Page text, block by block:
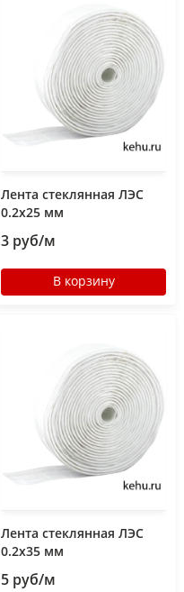
Лента стеклянная ЛЭС
0.2х25 мм
3 руб/м
В корзину
Лента стеклянная ЛЭС
0.2x35 мм
5 руб/м